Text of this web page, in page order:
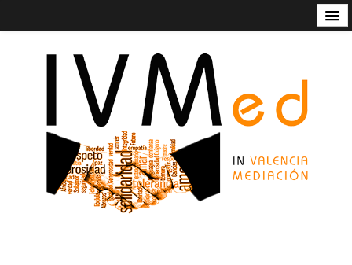
In Valencia Mediación
Listado de mediadoras/res
Nuestros servicios
Socios de honor de Ivmed